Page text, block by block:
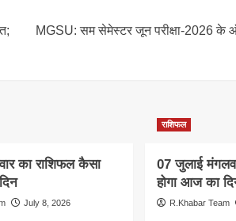
MGSU: सम सेमेस्टर जून परीक्षा-2026 के
का राशिफल कैसा
July 8, 2026
राशिफल
07 जुलाई
होगा आज का
R.Khabar Team